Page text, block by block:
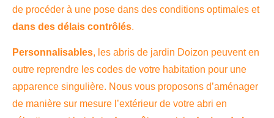
de procéder à une pose dans des conditions optimales et
dans des délais contrôlés.
Personnalisables, les abris de jardin Doizon peuvent en
outre reprendre les codes de votre habitation pour une
apparence singulière. Nous vous proposons d’aménager
de manière sur mesure l’extérieur de votre abri en